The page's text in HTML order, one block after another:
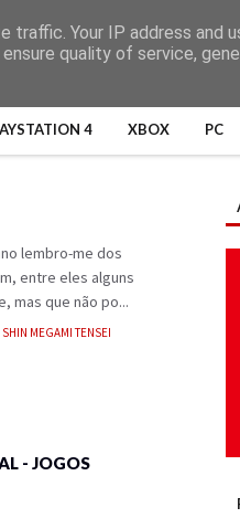
4 XBOX PC
lembro-me dos
entre eles alguns
mas que não po...
SHIN MEGAMI TENSEI
- JOGOS
traffic. Your IP address and
quality of service,